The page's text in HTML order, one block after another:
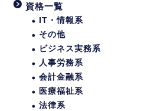
資格一覧
IT・情報系
その他
ビジネス実務系
人事労務系
会計金融系
医療福祉系
法律系